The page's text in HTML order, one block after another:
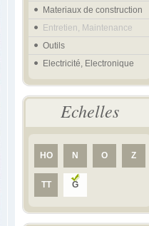
Materiaux de construction
Entretien, Maintenance
Outils
Electricité, Electronique
Echelles
HO N O Z
TT G